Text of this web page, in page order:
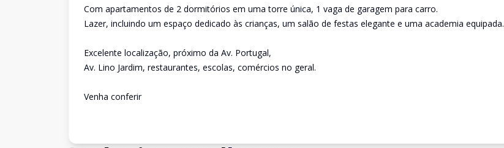
Com apartamentos de 2 dormitórios em uma torre única, 1 vaga de garagem para carro.
Lazer, incluindo um espaço dedicado às crianças, um salão de festas elegante e uma academia equipada.
Excelente localização, próximo da Av. Portugal,
Av. Lino Jardim, restaurantes, escolas, comércios no geral.
Venha conferir